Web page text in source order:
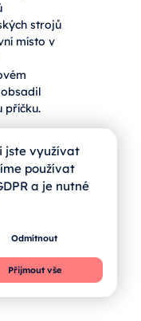
strojů
místo v
příčku.
škol
článek
jste využívat
používat
a je nutné
Odmítnout
Přijmout vše